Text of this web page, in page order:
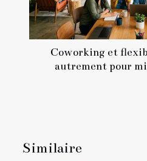
Coworking et
autrement pour
Similaire